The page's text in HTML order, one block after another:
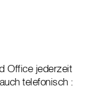
Office jederzeit
telefonisch :